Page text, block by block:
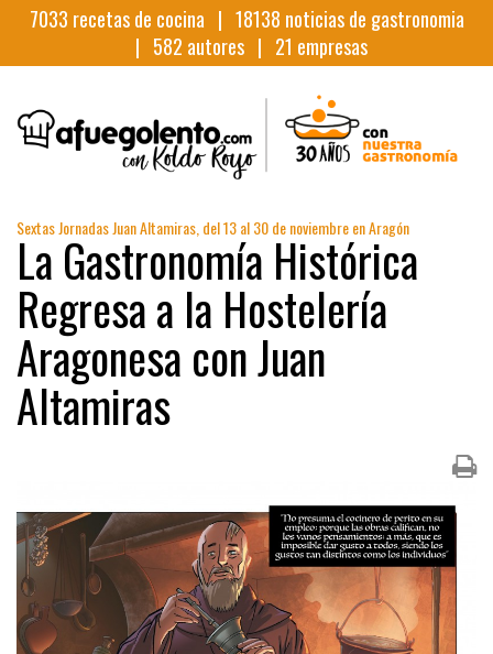
7033 recetas de cocina | 18138 noticias de gastronomia
| 582 autores | 21 empresas
Sextas Jornadas Juan Altamiras, del 13 al 30 de noviembre en Aragón
La Gastronomía Histórica
Regresa a la Hostelería
Aragonesa con Juan
Altamiras